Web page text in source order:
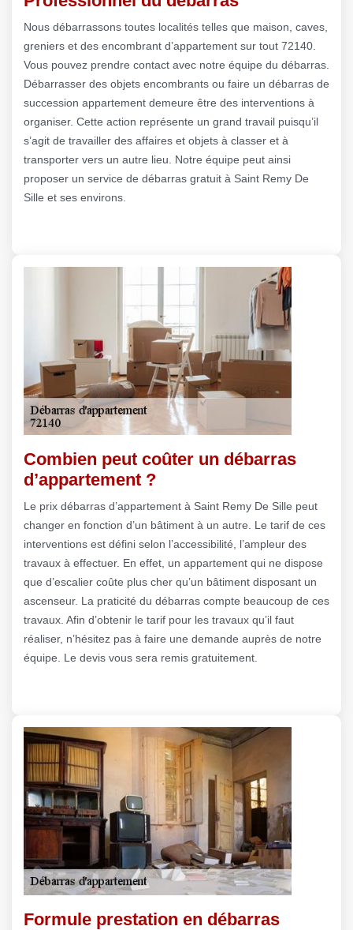
Nous débarrassons toutes localités telles que maison, caves,
greniers et des encombrant d’appartement sur tout 72140.
Vous pouvez prendre contact avec notre équipe du débarras.
Débarrasser des objets encombrants ou faire un débarras de
succession appartement demeure être des interventions à
organiser. Cette action représente un grand travail puisqu’il
s’agit de travailler des affaires et objets à classer et à
transporter vers un autre lieu. Notre équipe peut ainsi
proposer un service de débarras gratuit à Saint Remy De
Sille et ses environs.
Combien peut coûter un débarras
d’appartement ?
Le prix débarras d’appartement à Saint Remy De Sille peut
changer en fonction d’un bâtiment à un autre. Le tarif de ces
interventions est défini selon l’accessibilité, l’ampleur des
travaux à effectuer. En effet, un appartement qui ne dispose
que d’escalier coûte plus cher qu’un bâtiment disposant un
ascenseur. La praticité du débarras compte beaucoup de ces
travaux. Afin d’obtenir le tarif pour les travaux qu’il faut
réaliser, n’hésitez pas à faire une demande auprès de notre
équipe. Le devis vous sera remis gratuitement.
Formule prestation en débarras